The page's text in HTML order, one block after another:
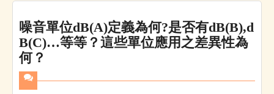
噪音單位dB(A)定義為何?是否有dB(B),d
B(C)…等等？這些單位應用之差異性為
何？